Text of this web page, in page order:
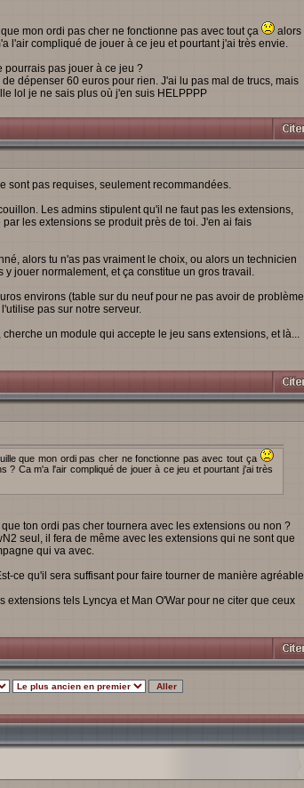
mon ordi pas cher ne fonctionne pas avec tout ça
alors
l'air compliqué de jouer à ce jeu et pourtant j'ai très envie.
pourrais pas jouer à ce jeu ?
dépenser 60 euros pour rien. J'ai lu pas mal de trucs, mais
lol je ne sais plus où j'en suis HELPPPP
sont pas requises, seulement recommandées.
Les admins stipulent qu'il ne faut pas les extensions,
les extensions se produit près de toi. J'en ai fais
alors tu n'as pas vraiment le choix, ou alors un technicien
jouer normalement, et ça constitue un gros travail.
environs (table sur du neuf pour ne pas avoir de problème
pas sur notre serveur.
un module qui accepte le jeu sans extensions, et là...
que mon ordi pas cher ne fonctionne pas avec tout ça
? Ca m'a l'air compliqué de jouer à ce jeu et pourtant j'ai très
ton ordi pas cher tournera avec les extensions ou non ?
seul, il fera de même avec les extensions qui ne sont que
qui va avec.
ce qu'il sera suffisant pour faire tourner de manière agréable
extensions tels Lyncya et Man O'War pour ne citer que ceux